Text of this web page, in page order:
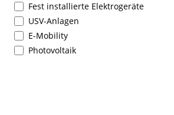
Fest installierte Elektrogeräte
USV-Anlagen
E-Mobility
Photovoltaik